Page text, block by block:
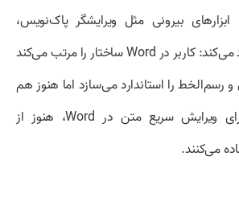
بیرونی مثل ویرایشگر پاک‌نویس،
تجربه‌ای یکپارچه ایجاد می‌کند: کاربر در Word ساختار را مرتب می‌کند
رسم‌الخط را استاندارد می‌سازد اما هنوز هم
بسیاری از کاربران برای ویرایش سریع متن در Word، هنوز از
می‌کنند.